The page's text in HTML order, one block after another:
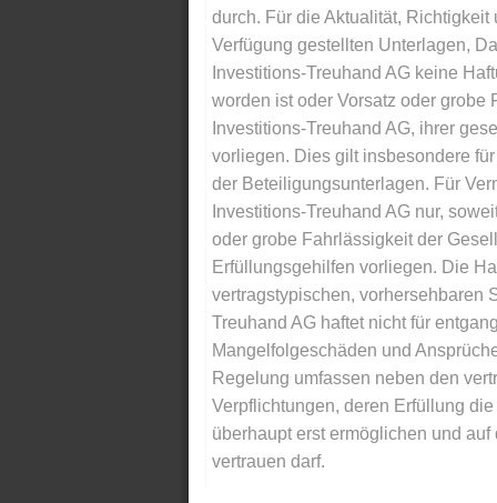
durch. Für die Aktualität,
Verfügung gestellten Unterlagen,
Investitions-Treuhand AG keine
worden ist oder Vorsatz oder
Investitions-Treuhand AG, ihrer
vorliegen. Dies gilt insbesondere
der Beteiligungsunterlagen. Für
Investitions-Treuhand AG nur,
oder grobe Fahrlässigkeit der
Erfüllungsgehilfen vorliegen. Die
vertragstypischen, vorhersehbaren
Treuhand AG haftet nicht für
Mangelfolgeschäden und
Regelung umfassen neben den
Verpflichtungen, deren Erfüllung
überhaupt erst ermöglichen und
vertrauen darf.